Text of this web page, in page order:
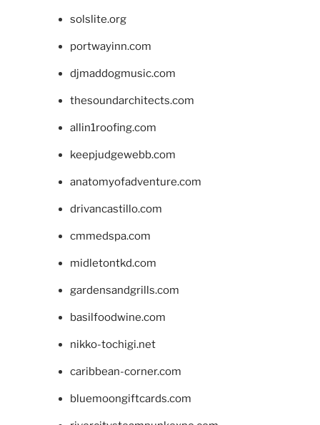
solslite.org
portwayinn.com
djmaddogmusic.com
thesoundarchitects.com
allin1roofing.com
keepjudgewebb.com
anatomyofadventure.com
drivancastillo.com
cmmedspa.com
midletontkd.com
gardensandgrills.com
basilfoodwine.com
nikko-tochigi.net
caribbean-corner.com
bluemoongiftcards.com